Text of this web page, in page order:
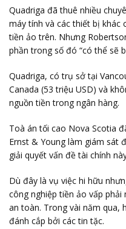
Quadriga đã thuê nhiều
máy tính và các thiết bị khác
tiền ảo trên. Nhưng
phần trong số đó “có thể sẽ
Quadriga, có trụ sở tại
Canada (53 triệu USD) và
nguồn tiền trong ngân hàng.
Toà án tối cao Nova Scotia
Ernst & Young làm giám sát
giải quyết vấn đề tài chính
Dù đây là vụ việc hi hữu
công nghiệp tiền ảo vấp
an toàn. Trong vài năm qua,
đánh cắp bởi các tin tặc.